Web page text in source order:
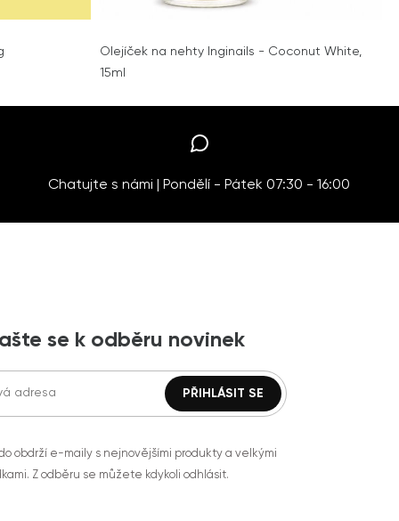
Olejíček na nehty Inginails - Coconut White,
15ml
Chatujte s námi | Pondělí - Pátek 07:30 - 16:00
se k odběru novinek
obdrží e-maily s nejnovějšími produkty a velkými
Z odběru se můžete kdykoli odhlásit.